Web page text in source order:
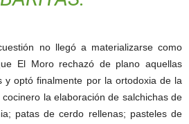
no llegó a materializarse como
El Moro rechazó de plano aquellas
y optó finalmente por la ortodoxia de la
la elaboración de salchichas de
patas de cerdo rellenas; pasteles de